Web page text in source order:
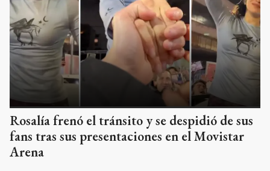
Rosalía frenó el tránsito y se despidió de sus
fans tras sus presentaciones en el Movistar
Arena